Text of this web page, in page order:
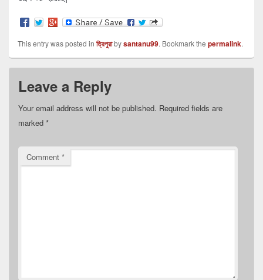
This entry was posted in ত্রিপুরাbysantanu99. Bookmark the permalink.
Leave a Reply
Your email address will not be published. Required fields are
marked *
Comment *